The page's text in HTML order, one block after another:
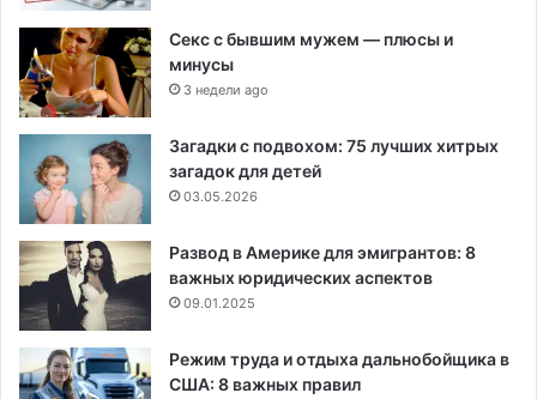
Секс с бывшим мужем — плюсы и
минусы
3 недели ago
Загадки с подвохом: 75 лучших хитрых
загадок для детей
03.05.2026
Развод в Америке для эмигрантов: 8
важных юридических аспектов
09.01.2025
Режим труда и отдыха дальнобойщика в
США: 8 важных правил